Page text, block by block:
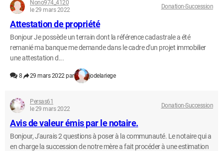
Nono974_4120
le 29 mars 2022
Donation-Succession
Attestation de propriété
Bonjour Je possède un terrain dont la référence cadastrale a été
remanié ma banque me demande dans le cadre d'un projet immobilier
une attestation d...
8 29 mars 2022 par jodelariege
Persas61
le 29 mars 2022
Donation-Succession
Avis de valeur émis par le notaire.
Bonjour, J'aurais 2 questions à poser à la communauté. Le notaire qui a
en charge la succession de notre mère a fait procéder à une estimation